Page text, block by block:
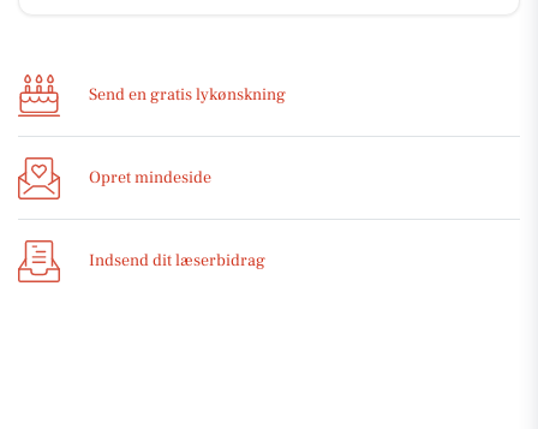
Send en gratis lykønskning
Opret mindeside
Indsend dit læserbidrag